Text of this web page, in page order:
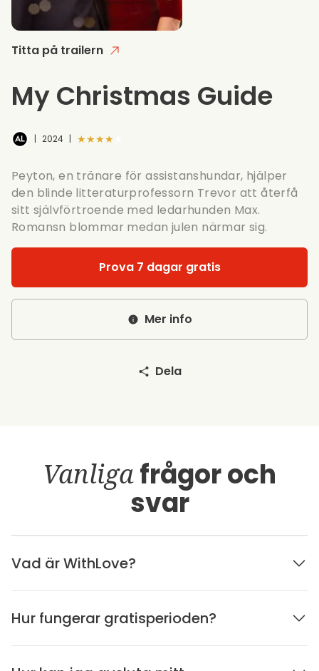
Titta på trailern
My Christmas Guide
| 2024 | ★★★★★
Peyton, en tränare för assistanshundar, hjälper
den blinde litteraturprofessorn Trevor att återfå
sitt självförtroende med ledarhunden Max.
Romansn blommar medan julen närmar sig.
Prova 7 dagar gratis
Mer info
Dela
Vanligafrågor och
svar
Vad är WithLove?
Hur fungerar gratisperioden?